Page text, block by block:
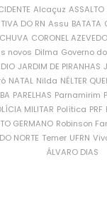
Alcaçuz ASSALTO
DO RN Assu BATATA
CORONEL AZEVEDO
novos Dilma Governo do
JARDIM DE PIRANHAS
NATAL Nilda NÉLTER
PARELHAS Parnamirim
MILITAR Política PRF
GERMANO Robinson
NORTE Temer UFRN
ÁLVARO DIAS